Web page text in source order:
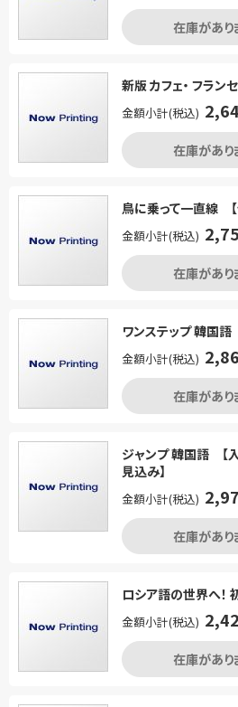
在庫があり
新版 カフェ・ フランセ
金額小計(税込)
在庫があり
鳥に乗って一直線
金額小計(税込)
在庫があり
ワンステップ 韓国語
金額小計(税込)
在庫があり
ジャンプ 韓国語
見込み】
金額小計(税込)
在庫があり
ロシア語の世界へ！
金額小計(税込)
在庫があり